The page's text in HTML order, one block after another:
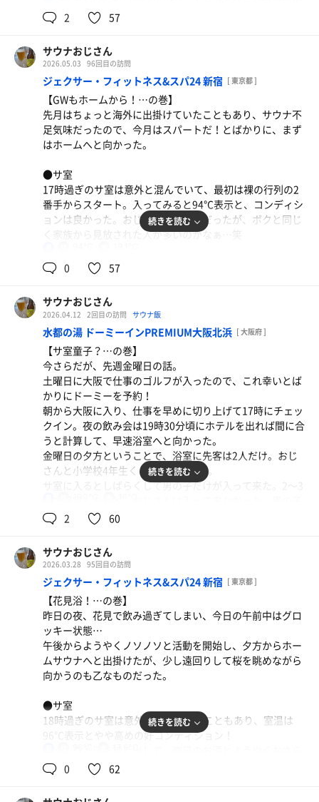
朝ブッフェ
にびっくり！お好み焼き！笑
みっくすじゅーちゅ
味噌ちゃんぽん
なかなかの量だけど、濃いめの味付けが疲れた体に効
コース
生ビールしか撮ってないけど、この後のおまかせ日本
生ビール
食事と昼寝を挟んで
第二部 12分1分10分✕3セット
真夜中も朝もジャグジー周りのととのい椅子を確保できた
ちなみに、真夜中の2周目では軽く寝落ちしてしまい、自
分のいびきで起きた。15分くらい経ってた…笑
でも、浴室には自分一人だったので誰にも迷惑は掛けてな
いはず。知らんけど。
●浴室
真夜中は水素風呂が閉鎖（清掃→温度調整）されていて気
付かなかったが、朝に見てみたら水素風呂の看板が半分く
らい隠れていた。目が悪いので「なんじゃいな？」と思っ
て近付いてみると、なんと天井配管が外れかけていて突っ
張り棒で支えていた！突っ張り棒を隠すために黒布が掛け
てあり、看板が隠れていたのであった！
よくよく考えたらニコーリフレも50歳近いんだから、それ
【本日の戦果】
朝の部 10分1分8分✕4セット！
詰めれば4人くらいは入れる大きさだったが、ご同輩はお
らず完全貸し切り！足元を見るとセルフロウリュのための
桶も置いてあり、少しだけぶっかけて楽しんだ。
12分計と温度計も付いていて、室内は85℃と控えめの設定
だったけど、ロウリュ効果でしっかり発汗！クオリティは
高く、今度はゆっくり入りたいと思った。
●水風呂
呂に入れる動線はとても良い。水風呂は下から新しい水が
噴き上がるタイプで、かなり広くて4人は同時に入れる大
きさだが、ひとり占めできて最高のひととき！
水温は体感19℃くらいだけど、しっかり体を冷却できたの
●外気浴
脇にプラ製のととのい椅子が2脚置いてあった。椅子に座
ると正面は林になっていて、目の前にはモミジがたくさん
埋まっているみたいだったので、秋は紅葉が眺められると
思うと、次は秋に来てみたい。小さいハチが一匹、ブンブ
ンと周りを飛んでなければ最高だったのになぁ…笑
全体的にゆったりとした浴室や脱衣場で、さすがの高級感
を演出しており、メンバーになれたらなぁと妄想しつつ、
浴室を後にしたのであった。
【本日の戦果】
10分2分6分✕1セットのみ
サラダそば＋生ビール
具だくさんでしっかりお腹は一杯になった！味変のゆ
ず胡椒がアクセント！
2 57
サウナおじさん
2026.05.03 96回目の訪問
ジェクサー・フィットネス&スパ24 新宿 [ 東京都 ]
【GWもホームから！…の巻】
先月はちょっと海外に出掛けていたこともあり、サウナ不
足気味だったので、今月はスパートだ！とばかりに、まず
はホームへと向かった。
●サ室
17時過ぎのサ室は意外と混んでいて、最初は裸の行列の2
番手からスタート。入ってみると94℃表示と、コンディシ
ョンは良かった。おじさん率が高めだったが、ボクと同じ
く家族から見放された人が多いのかなぁ…笑
●水風呂
19.1〜19.3℃表示。安定の「ぬるめ仕様」だが、これはこ
れで満足できるようになってきた。慣れって怖い…笑
サウナハットをかぶったまま、アゴまで浸かっているおじ
さんがいた。そのまま潜るかと思ったけど、さすがにそれ
はなかった…
●外気浴
2周ともに座席は確保。1周目は浴槽奥の椅子に座り、足を
伸ばしてととのえた。2周目は外が確保できず、室内に一
番近い内扉近くの席だったけど、外の風が強かったことも
あり、風が吹き込んで来て気持ち良かった！
【本日の戦果】
12分2分6分✕2セット
続きを読む
0 57
サウナおじさん
2026.04.12 2回目の訪問 サウナ飯
水都の湯 ドーミーインPREMIUM大阪北浜 [ 大阪府 ]
【サ室童子？…の巻】
今さらだが、先週金曜日の話。
土曜日に大阪で仕事のゴルフが入ったので、これ幸いとば
かりにドーミーを予約！
朝から大阪に入り、仕事を早めに切り上げて17時にチェッ
クイン。夜の飲み会は19時30分頃にホテルを出れば間に合
うと計算して、早速浴室へと向かった。
金曜日の夕方ということで、浴室に先客は2人だけ。おじ
さんと小学校4年生くらいの男の子だ。
サ室に入るとしばらくして男の子だけが入って来た。2〜3
は水風呂に飛び込んで楽しんでいたみたいで、また数分し
ろう。楽しそう。幼きサウナーは無言だけど、楽しむ気持
ちは伝わってくる。二周目を楽しんでるときにも同じよう
に何度も出入りしてきたが、それはそれで良いけど、先ほ
ど浴室にいたおじさんはいなくなっていて、この男の子は
単独浴だった。一人でサウナはどうなんだろう…とも思っ
たけど、別に悪さをするわけでもなかったので気にはなら
なかった。
ひょっとして座敷童子ならぬ、サ室童子だったのかも…笑
●サ室
なので気持ち良い。なんとも言えないアロマの香りが漂っ
ていて、しっかりと汗をかくことができて大満足！
体感16℃と素晴らしいセッティング。サ室童子はボクが水
続きを読む
2 60
サウナおじさん
2026.03.28 95回目の訪問
ジェクサー・フィットネス&スパ24 新宿 [ 東京都 ]
【花見浴！…の巻】
昨日の夜、花見で飲み過ぎてしまい、今日の午前中はグロ
ッキー状態…
午後からようやくノソノソと活動を開始し、夕方からホー
ムサウナへと出掛けたが、少し遠回りして桜を眺めながら
向かうのも乙なものだった。
●サ室
18時過ぎのサ室は意外と空いていたこともあり、室温は
96℃表示とやや高めの好コンディション！
ばできたかも…笑
●水風呂
続きを読む
0 62